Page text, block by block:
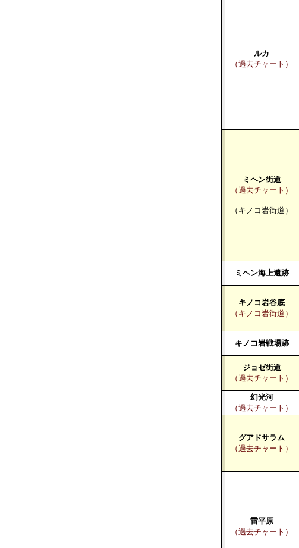
ルカ
（過去チャート）
ミヘン街道
（過去チャート）
（キノコ岩街道）
ミヘン海上遺跡
キノコ岩谷底
（キノコ岩街道）
キノコ岩戦場跡
ジョゼ街道
（過去チャート）
幻光河
（過去チャート）
グアドサラム
（過去チャート）
雷平原
（過去チャート）